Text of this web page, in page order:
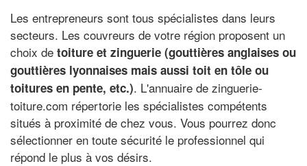
Les entrepreneurs sont tous spécialistes dans leurs
secteurs. Les couvreurs de votre région proposent un
choix de toiture et zinguerie (gouttières anglaises ou
gouttières lyonnaises mais aussi toit en tôle ou
toitures en pente, etc.). L'annuaire de zinguerie-
toiture.com répertorie les spécialistes compétents
situés à proximité de chez vous. Vous pourrez donc
sélectionner en toute sécurité le professionnel qui
répond le plus à vos désirs.